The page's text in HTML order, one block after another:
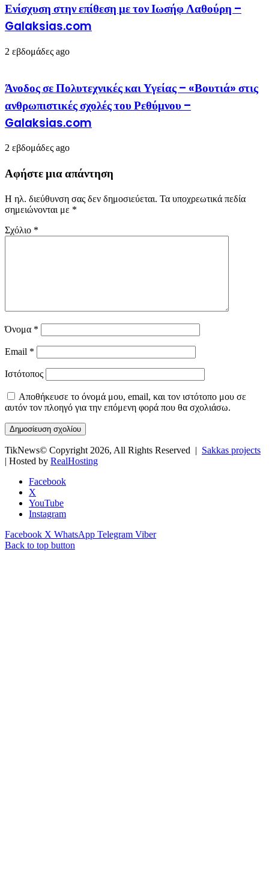
Ενίσχυση στην επίθεση με τον Ιωσήφ Λαθούρη –
Galaksias.com
2 εβδομάδες ago
Άνοδος σε Πολυτεχνικές και Υγείας – «Βουτιά» στις
ανθρωπιστικές σχολές του Ρεθύμνου –
Galaksias.com
2 εβδομάδες ago
Αφήστε μια απάντηση
Η ηλ. διεύθυνση σας δεν δημοσιεύεται. Τα υποχρεωτικά πεδία
σημειώνονται με *
Σχόλιο *
Όνομα *
Email *
Ιστότοπος
Αποθήκευσε το όνομά μου, email, και τον ιστότοπο μου σε
αυτόν τον πλοηγό για την επόμενη φορά που θα σχολιάσω.
TikNews© Copyright 2026, All Rights Reserved | Sakkas projects
| Hosted by RealHosting
Facebook
X
YouTube
Instagram
Facebook X WhatsApp Telegram Viber
Back to top button